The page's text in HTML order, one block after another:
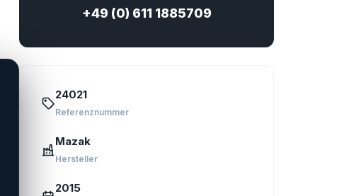
+49 (0) 611 1885709
24021
Referenznummer
Mazak
Hersteller
2015